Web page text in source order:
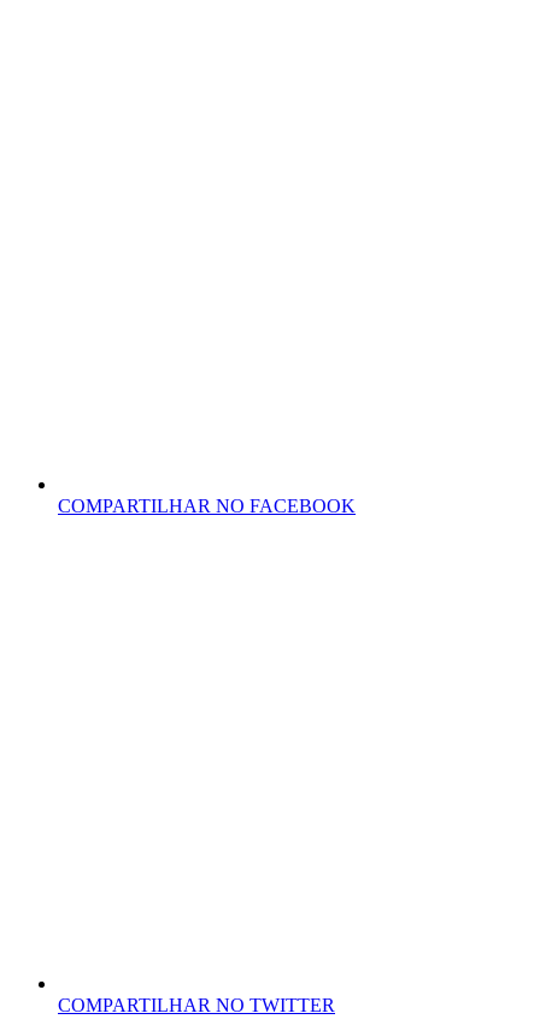
COMPARTILHAR NO FACEBOOK
COMPARTILHAR NO TWITTER